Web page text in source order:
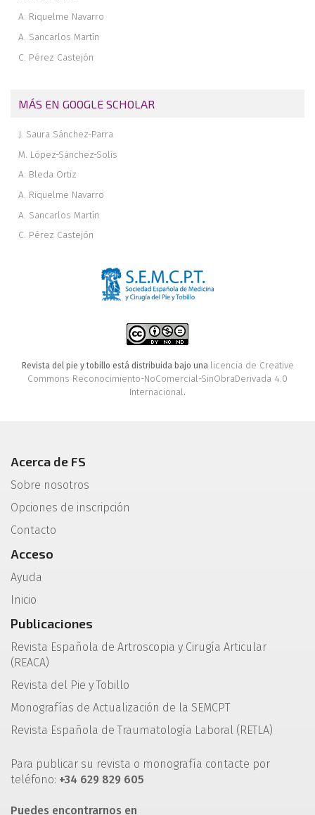
A. Riquelme Navarro
A. Sancarlos Martín
C. Pérez Castejón
MÁS EN GOOGLE SCHOLAR
J. Saura Sánchez-Parra
M. López-Sánchez-Solís
A. Bleda Ortiz
A. Riquelme Navarro
A. Sancarlos Martín
C. Pérez Castejón
Revista del pie y tobillo está distribuida bajo una licencia de Creative
Commons Reconocimiento-NoComercial-SinObraDerivada 4.0
Internacional.
Acerca de FS
Sobre nosotros
Opciones de inscripción
Contacto
Acceso
Ayuda
Inicio
Publicaciones
Revista Española de Artroscopia y Cirugía Articular
(REACA)
Revista del Pie y Tobillo
Monografías de Actualización de la SEMCPT
Revista Española de Traumatología Laboral (RETLA)
Para publicar su revista o monografía contacte por
teléfono: +34 629 829 605
Puedes encontrarnos en